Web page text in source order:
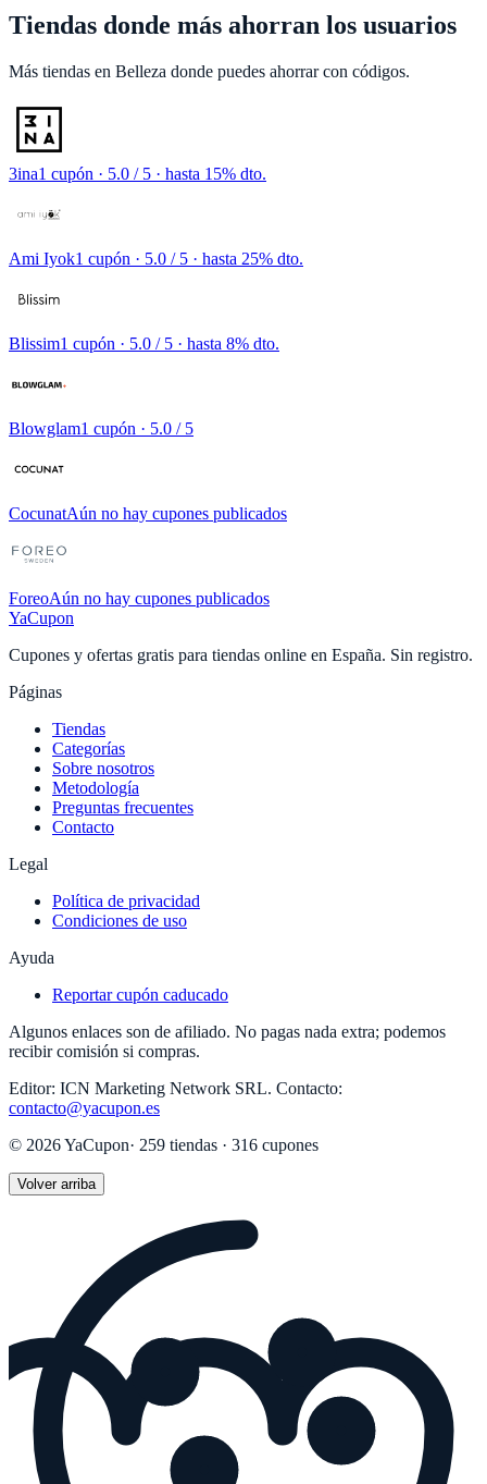
Tiendas donde más ahorran los usuarios
Más tiendas en Belleza donde puedes ahorrar con códigos.
3ina1 cupón · 5.0 / 5 · hasta 15% dto.
Ami Iyok1 cupón · 5.0 / 5 · hasta 25% dto.
Blissim1 cupón · 5.0 / 5 · hasta 8% dto.
Blowglam1 cupón · 5.0 / 5
CocunatAún no hay cupones publicados
ForeoAún no hay cupones publicados
YaCupon
Cupones y ofertas gratis para tiendas online en España. Sin registro.
Páginas
Tiendas
Categorías
Sobre nosotros
Metodología
Preguntas frecuentes
Contacto
Legal
Política de privacidad
Condiciones de uso
Ayuda
Reportar cupón caducado
Algunos enlaces son de afiliado. No pagas nada extra; podemos
recibir comisión si compras.
Editor: ICN Marketing Network SRL. Contacto:
contacto@yacupon.es
© 2026YaCupon· 259 tiendas · 316 cupones
Volver arriba